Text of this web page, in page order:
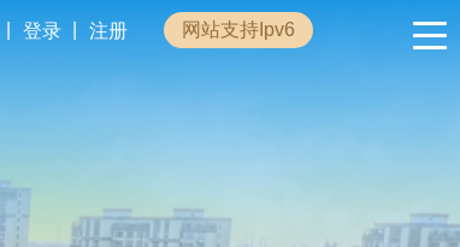
登录 注册 网站支持Ipv6
专题专栏